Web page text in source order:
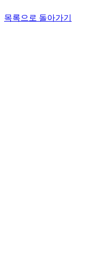
목록으로 돌아가기